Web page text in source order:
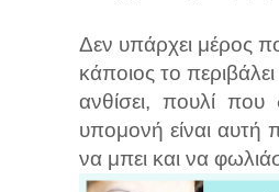
Δεν υπάρχει μέρος
κάποιος το
ανθίσει, πουλί
υπομονή είναι αυτή
να μπει και να